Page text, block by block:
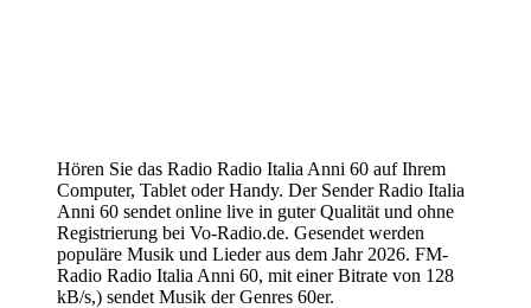
Hören Sie das Radio Radio Italia Anni 60 auf Ihrem
Computer, Tablet oder Handy. Der Sender Radio Italia
Anni 60 sendet online live in guter Qualität und ohne
Registrierung bei Vo-Radio.de. Gesendet werden
populäre Musik und Lieder aus dem Jahr 2026. FM-
Radio Radio Italia Anni 60, mit einer Bitrate von 128
kB/s,) sendet Musik der Genres 60er.